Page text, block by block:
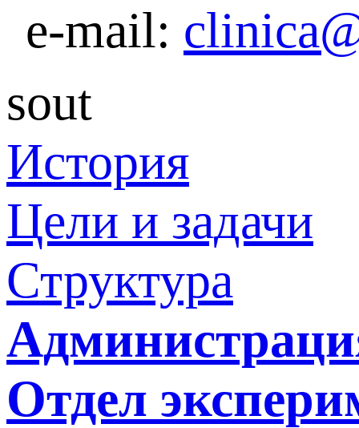
e-mail:
sout
История
Цели и задачи
Структура
Отдел